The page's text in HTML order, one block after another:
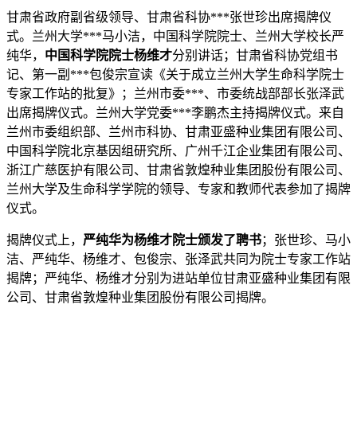
甘肃省政府副省级领导、甘肃省科协***张世珍出席揭牌仪
式。兰州大学***马小洁，中国科学院院士、兰州大学校长严
纯华， 中国科学院院士杨维才分别讲话；甘肃省科协党组书
记、第一副***包俊宗宣读《关于成立兰州大学生命科学院士
专家工作站的批复》；兰州市委***、市委统战部部长张泽武
出席揭牌仪式。兰州大学党委***李鹏杰主持揭牌仪式。来自
兰州市委组织部、兰州市科协、甘肃亚盛种业集团有限公司、
中国科学院北京基因组研究所、广州千江企业集团有限公司、
浙江广慈医护有限公司、甘肃省敦煌种业集团股份有限公司、
兰州大学及生命科学学院的领导、专家和教师代表参加了揭牌
仪式。
揭牌仪式上， 严纯华为杨维才院士颁发了聘书；张世珍、马小
洁、严纯华、杨维才、包俊宗、张泽武共同为院士专家工作站
揭牌；严纯华、杨维才分别为进站单位甘肃亚盛种业集团有限
公司、甘肃省敦煌种业集团股份有限公司揭牌。